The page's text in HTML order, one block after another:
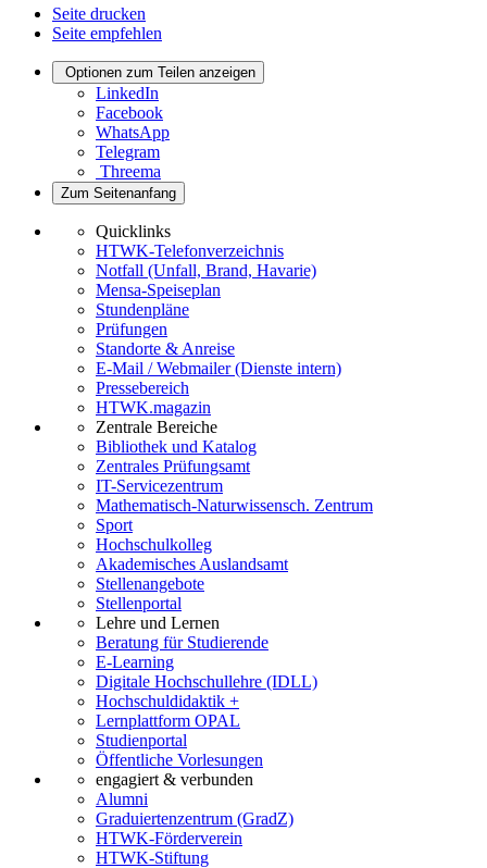
Seite drucken
Seite empfehlen
Optionen zum Teilen anzeigen
LinkedIn
Facebook
WhatsApp
Telegram
Threema
Zum Seitenanfang
Quicklinks
HTWK-Telefonverzeichnis
Notfall (Unfall, Brand, Havarie)
Mensa-Speiseplan
Stundenpläne
Prüfungen
Standorte & Anreise
E-Mail / Webmailer (Dienste intern)
Pressebereich
HTWK.magazin
Zentrale Bereiche
Bibliothek und Katalog
Zentrales Prüfungsamt
IT-Servicezentrum
Mathematisch-Naturwissensch. Zentrum
Sport
Hochschulkolleg
Akademisches Auslandsamt
Stellenangebote
Stellenportal
Lehre und Lernen
Beratung für Studierende
E-Learning
Digitale Hochschullehre (IDLL)
Hochschuldidaktik +
Lernplattform OPAL
Studienportal
Öffentliche Vorlesungen
engagiert & verbunden
Alumni
Graduiertenzentrum (GradZ)
HTWK-Förderverein
HTWK-Stiftung